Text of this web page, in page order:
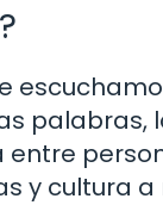
y cultura